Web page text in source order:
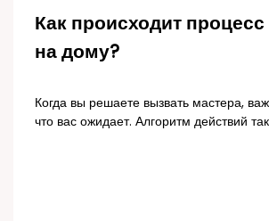
Как происходит
на дому?
Когда вы решаете вызвать мастера,
что вас ожидает. Алгоритм действий